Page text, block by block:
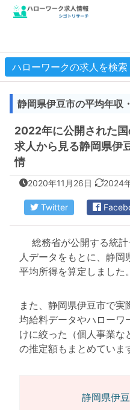
ハローワークの求人を検索
静岡県伊豆市の平均年収
2022年に公開された
求人から見る静岡県伊
情
2020年11月26日 2024
Twitter
総務省が公開する統計
人データをもとに、静
平均所得を算定しました。
また、静岡県伊豆市で
均給料データやハローワ
けに絞った（個人事業な
の推定額もまとめていま
静岡県伊